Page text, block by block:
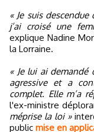
« Je suis
j’ai croisé une
explique Nadine
la Lorraine.
« Je lui ai
agressive et a
complet. Elle m’a
l'ex-ministre
méprise la loi »
public mise en